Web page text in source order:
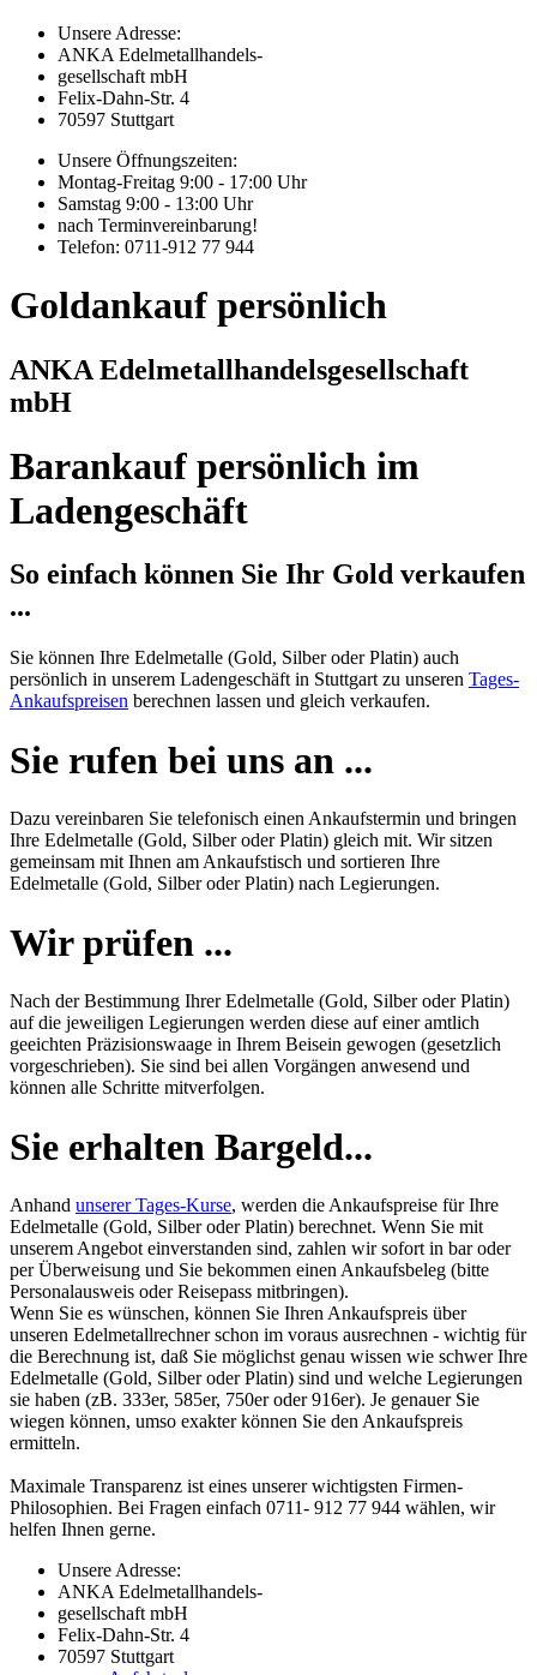
Unsere Adresse:
ANKA Edelmetallhandels-
gesellschaft mbH
Felix-Dahn-Str. 4
70597 Stuttgart
Unsere Öffnungszeiten:
Montag-Freitag 9:00 - 17:00 Uhr
Samstag 9:00 - 13:00 Uhr
nach Terminvereinbarung!
Telefon: 0711-912 77 944
Goldankauf persönlich
ANKA Edelmetallhandelsgesellschaft
mbH
Barankauf persönlich im
Ladengeschäft
So einfach können Sie Ihr Gold verkaufen
...
Sie können Ihre Edelmetalle (Gold, Silber oder Platin) auch
persönlich in unserem Ladengeschäft in Stuttgart zu unseren Tages-
Ankaufspreisen berechnen lassen und gleich verkaufen.
Sie rufen bei uns an ...
Dazu vereinbaren Sie telefonisch einen Ankaufstermin und bringen
Ihre Edelmetalle (Gold, Silber oder Platin) gleich mit. Wir sitzen
gemeinsam mit Ihnen am Ankaufstisch und sortieren Ihre
Edelmetalle (Gold, Silber oder Platin) nach Legierungen.
Wir prüfen ...
Nach der Bestimmung Ihrer Edelmetalle (Gold, Silber oder Platin)
auf die jeweiligen Legierungen werden diese auf einer amtlich
geeichten Präzisionswaage in Ihrem Beisein gewogen (gesetzlich
vorgeschrieben). Sie sind bei allen Vorgängen anwesend und
können alle Schritte mitverfolgen.
Sie erhalten Bargeld...
Anhand unserer Tages-Kurse, werden die Ankaufspreise für Ihre
Edelmetalle (Gold, Silber oder Platin) berechnet. Wenn Sie mit
unserem Angebot einverstanden sind, zahlen wir sofort in bar oder
per Überweisung und Sie bekommen einen Ankaufsbeleg (bitte
Personalausweis oder Reisepass mitbringen).
Wenn Sie es wünschen, können Sie Ihren Ankaufspreis über
unseren Edelmetallrechnerschon im voraus ausrechnen - wichtig für
die Berechnung ist, daß Sie möglichst genau wissen wie schwer Ihre
Edelmetalle (Gold, Silber oder Platin) sind und welche Legierungen
sie haben (zB. 333er, 585er, 750er oder 916er). Je genauer Sie
wiegen können, umso exakter können Sie den Ankaufspreis
ermitteln.
Maximale Transparenz ist eines unserer wichtigsten Firmen-
Philosophien. Bei Fragen einfach 0711- 912 77 944 wählen, wir
helfen Ihnen gerne.
Unsere Adresse:
ANKA Edelmetallhandels-
gesellschaft mbH
Felix-Dahn-Str. 4
70597 Stuttgart